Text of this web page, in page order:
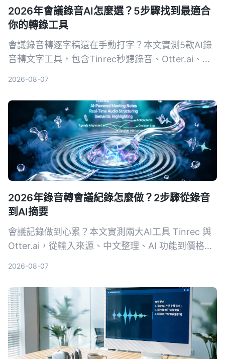
2026年會議錄音AI怎麼選？5步驟找到最適合
你的轉錄工具
會議錄音轉逐字稿還在手動打字？本文實測5款AI錄
音轉文字工具，包含Tinrec秒聽錄音、Otter.ai、
的會議記錄幫手。
2026-08-07
2026年錄音轉會議紀錄怎麼做？2步驟從錄音
到AI摘要
會議記錄做到心累？本文實測兩大AI工具 Tinrec 與
Otter.ai，從輸入來源、中文整理、AI 功能到價格方
2026-08-07